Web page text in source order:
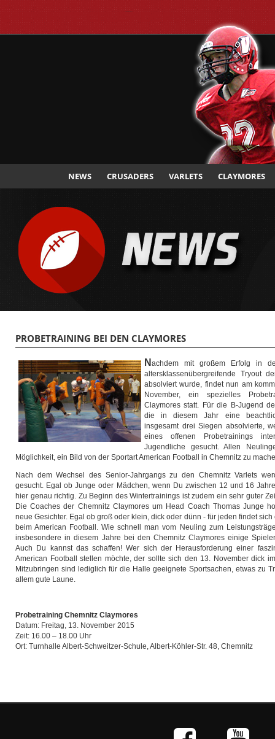
CHEMNITZ CRUSADERS
NEWS CRUSADERS VARLETS CLAYMORES
PROBETRAINING BEI DEN CLAYMORES
N achdem mit großem Erfolg in
altersklassenübergreifende Tryout
absolviert wurde, findet nun am
November, ein spezielles
Claymores statt. Für die B-Jugend
die in diesem Jahr eine
insgesamt drei Siegen absolvierte,
eines offenen Probetrainings
Jugendliche gesucht. Allen
Möglichkeit, ein Bild von der Sportart American Football in Chemnitz zu
Nach dem Wechsel des Senior-Jahrgangs zu den Chemnitz Varlets
gesucht. Egal ob Junge oder Mädchen, wenn Du zwischen 12 und 16
hier genau richtig. Zu Beginn des Wintertrainings ist zudem ein sehr guter
Die Coaches der Chemnitz Claymores um Head Coach Thomas Junge
neue Gesichter. Egal ob groß oder klein, dick oder dünn - für jeden findet
beim American Football. Wie schnell man vom Neuling zum
insbesondere in diesem Jahre bei den Chemnitz Claymores einige
Auch Du kannst das schaffen! Wer sich der Herausforderung einer
American Football stellen möchte, der sollte sich den 13. November dick
Mitzubringen sind lediglich für die Halle geeignete Sportsachen, etwas zu
allem gute Laune.
Probetraining Chemnitz Claymores
Datum: Freitag, 13. November 2015
Zeit: 16.00 – 18.00 Uhr
Ort: Turnhalle Albert-Schweitzer-Schule, Albert-Köhler-Str. 48, Chemnitz